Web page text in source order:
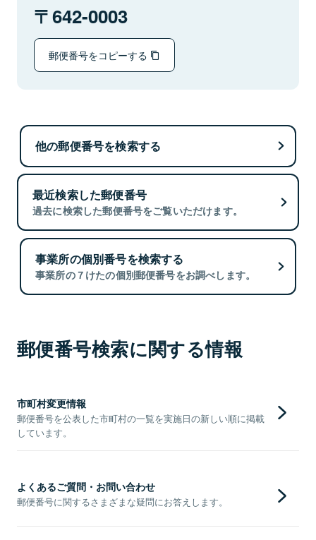
642-0003
郵便番号をコピーする
他の郵便番号を検索する
最近検索した郵便番号
過去に検索した郵便番号をご覧いただけます。
事業所の個別番号を検索する
事業所の７けたの個別郵便番号をお調べします。
郵便番号検索に関する情報
市町村変更情報
郵便番号を公表した市町村の一覧を実施日の新しい順に掲載
しています。
よくあるご質問・お問い合わせ
郵便番号に関するさまざまな疑問にお答えします。